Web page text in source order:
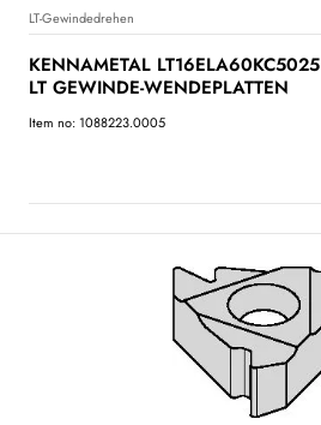
LT-Gewindedrehen
KENNAMETAL LT16ELA60KC5025
LT GEWINDE-WENDEPLATTEN
Item no: 1088223.0005